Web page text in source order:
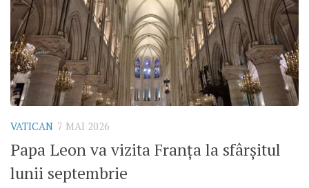
VATICAN 7 MAI 2026
Papa Leon va vizita Franța la sfârșitul
lunii septembrie